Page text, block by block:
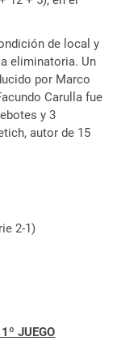
de local y
eliminatoria. Un
por Marco
Carulla fue
y 3
autor de 15
2-1)
JUEGO